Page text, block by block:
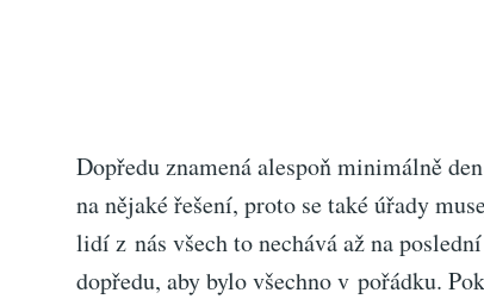
Dopředu znamená alespoň minimálně
na nějaké řešení, proto se také úřady
lidí z nás všech to nechává až na
dopředu, aby bylo všechno v pořádku.